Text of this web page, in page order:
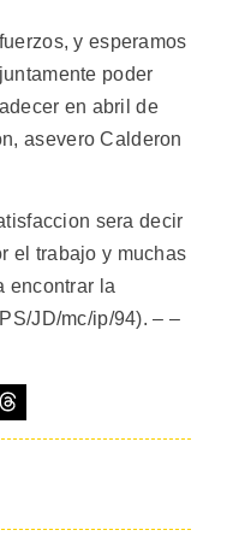
y esperamos
poder
en abril de
asevero Calderon
sera decir
el trabajo y muchas
encontrar la
JD/mc/ip/94). – –